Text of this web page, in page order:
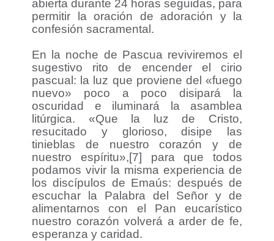
abierta durante 24 horas seguidas, para
permitir la oración de adoración y la
confesión sacramental.
En la noche de Pascua reviviremos el
sugestivo rito de encender el cirio
pascual: la luz que proviene del «fuego
nuevo» poco a poco disipará la
oscuridad e iluminará la asamblea
litúrgica. «Que la luz de Cristo,
resucitado y glorioso, disipe las
tinieblas de nuestro corazón y de
nuestro espíritu»,[7] para que todos
podamos vivir la misma experiencia de
los discípulos de Emaús: después de
escuchar la Palabra del Señor y de
alimentarnos con el Pan eucarístico
nuestro corazón volverá a arder de fe,
esperanza y caridad.